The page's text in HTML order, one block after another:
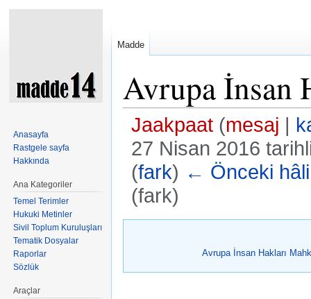
Avrupa İnsan
Jaakpaat (mesaj |
27 Nisan 2016
(fark) ← Önceki hâli
(fark)
Avrupa İnsan Hakları
Madde
Anasayfa
Rastgele sayfa
Hakkında
Ana Kategoriler
Temel Terimler
Hukuki Metinler
Sivil Toplum Kuruluşları
Tematik Dosyalar
Raporlar
Sözlük
Araçlar